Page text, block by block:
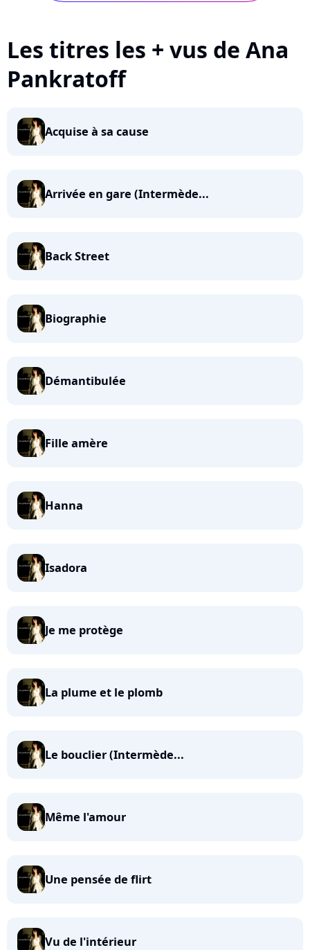
Les titres les + vus de Ana
Pankratoff
Acquise à sa cause
Arrivée en gare (Intermède...
Back Street
Biographie
Démantibulée
Fille amère
Hanna
Isadora
Je me protège
La plume et le plomb
Le bouclier (Intermède...
Même l'amour
Une pensée de flirt
Vu de l'intérieur